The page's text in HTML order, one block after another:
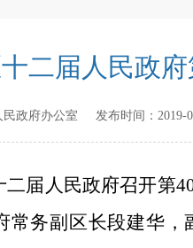
二届人民政
政府办公室 发布时间： 2019-
二届人民政府召开第
务副区长段建华，